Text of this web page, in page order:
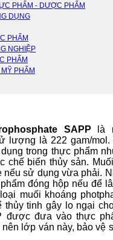
PHẨM - DƯỢC PHẨM
DỤNG
PHẨM
NGHIỆP
PHẨM
PHẨM
SAPP là
lượng là 222 gam/mol.
trong thực phẩm
chế biến thủy sản.
nếu sử dụng vừa phải.
đóng hộp nếu để
muối khoáng
thủy tinh gây lo ngại
được đưa vào thực
lớp ván này, bảo vệ